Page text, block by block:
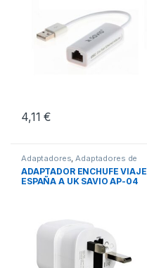
4,11€
Adaptadores,Adaptadores de
Corriente, Conectividad
ADAPTADOR ENCHUFE VIAJE
ESPAÑA A UK SAVIO AP-04